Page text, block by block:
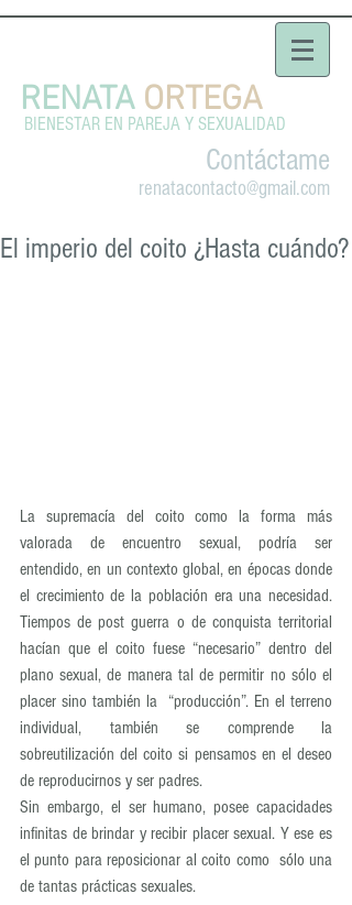
RENATA ORTEGA
BIENESTAR EN PAREJA Y SEXUALIDAD
Contáctame
renatacontacto@gmail.com
El imperio del coito ¿Hasta cuándo?
La supremacía del coito como la forma más
valorada de encuentro sexual, podría ser
entendido, en un contexto global, en épocas donde
el crecimiento de la población era una necesidad.
Tiempos de post guerra o de conquista territorial
hacían que el coito fuese “necesario” dentro del
plano sexual, de manera tal de permitir no sólo el
placer sino también la  “producción”. En el terreno
individual, también se comprende la
sobreutilización del coito si pensamos en el deseo
de reproducirnos y ser padres.
Sin embargo, el ser humano, posee capacidades
infinitas de brindar y recibir placer sexual. Y ese es
el punto para reposicionar al coito como  sólo una
de tantas prácticas sexuales.